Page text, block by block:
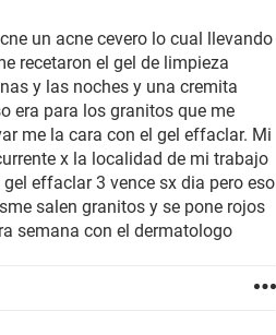
un acne cevero lo cual llevando
recetaron el gel de limpieza
y las noches y una cremita
era para los granitos que me
me la cara con el gel effaclar. Mi
x la localidad de mi trabajo
effaclar 3 vence sx dia pero eso
salen granitos y se pone rojos
semana con el dermatologo